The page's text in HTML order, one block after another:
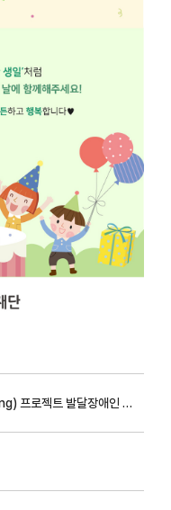
[마감] 2024년 봄(Seeing&Spring) 프로젝트 발달장애인 미술교육 대상자 모집 (~2/16)